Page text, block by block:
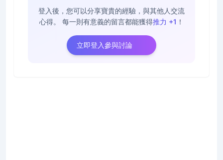
登入後，您可以分享寶貴的經驗，與其他人交流
心得。
每一則有意義的留言都能獲得推力 +1 ！
立即登入參與討論